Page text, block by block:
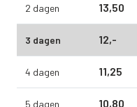
2 dagen 13,50
3 dagen 12,-
4 dagen 11,25
5 dagen 10,80